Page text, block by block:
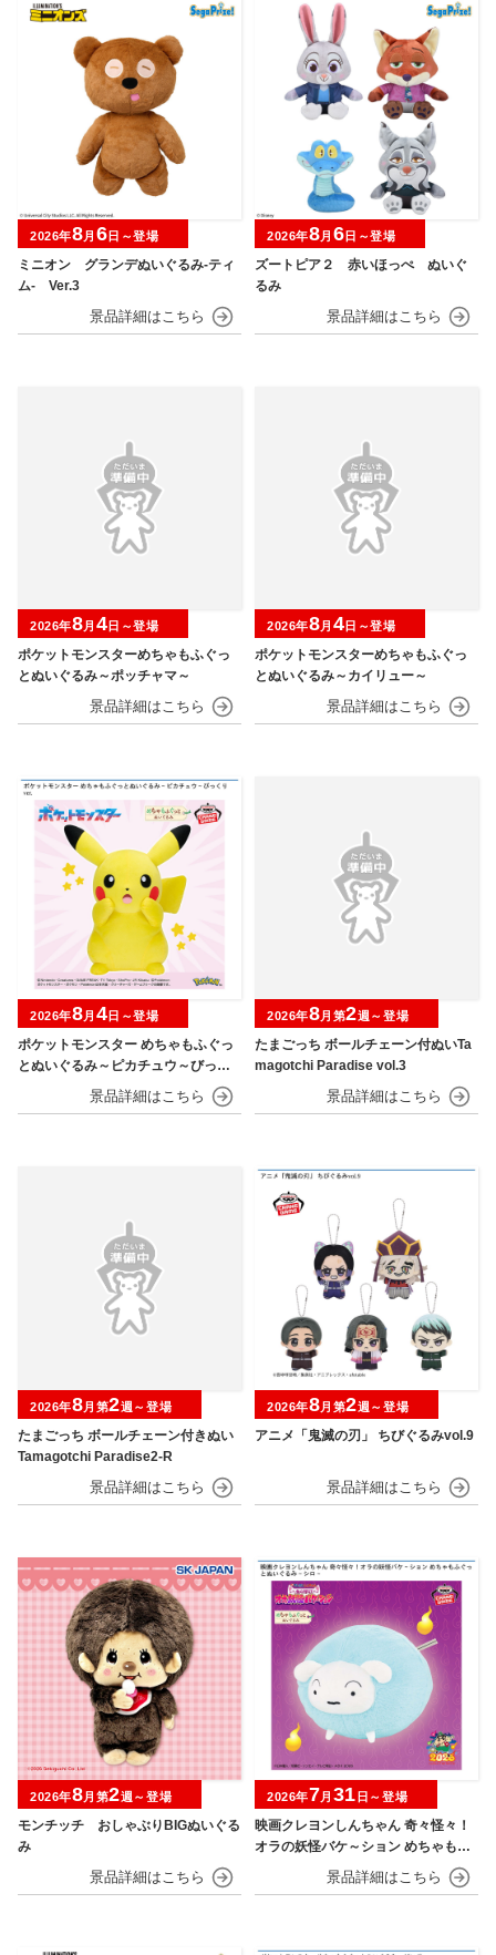
ミニオン グランデぬいぐるみ‐ティ
ム‐ Ver.3
2026年8月 6日～登場
ズートピア２ 赤いほっぺ ぬいぐ
るみ
2026年8月 6日～登場
ポケットモンスターめちゃもふぐっ
とぬいぐるみ～ポッチャマ～
2026年8月 4日～登場
ポケットモンスターめちゃもふぐっ
とぬいぐるみ～カイリュー～
2026年8月 4日～登場
ポケットモンスター めちゃもふぐっ
とぬいぐるみ～ピカチュウ～びっく
2026年8月 4 日～登場
たまごっち ボールチェーン付ぬいTa
magotchi Paradise vol.3
2026年8月第2週～登場
たまごっち ボールチェーン付きぬい
Tamagotchi Paradise2-R
2026年8月第2週～登場
アニメ「鬼滅の刃」 ちびぐるみvol.9
2026年8月第2週～登場
モンチッチ おしゃぶりBIGぬいぐる
み
2026年8月第2週～登場
映画クレヨンしんちゃん 奇々怪々！
オラの妖怪バケ～ション めちゃもふ
ぐっとぬいぐるみ シロ
2026年7月 31 日～登場